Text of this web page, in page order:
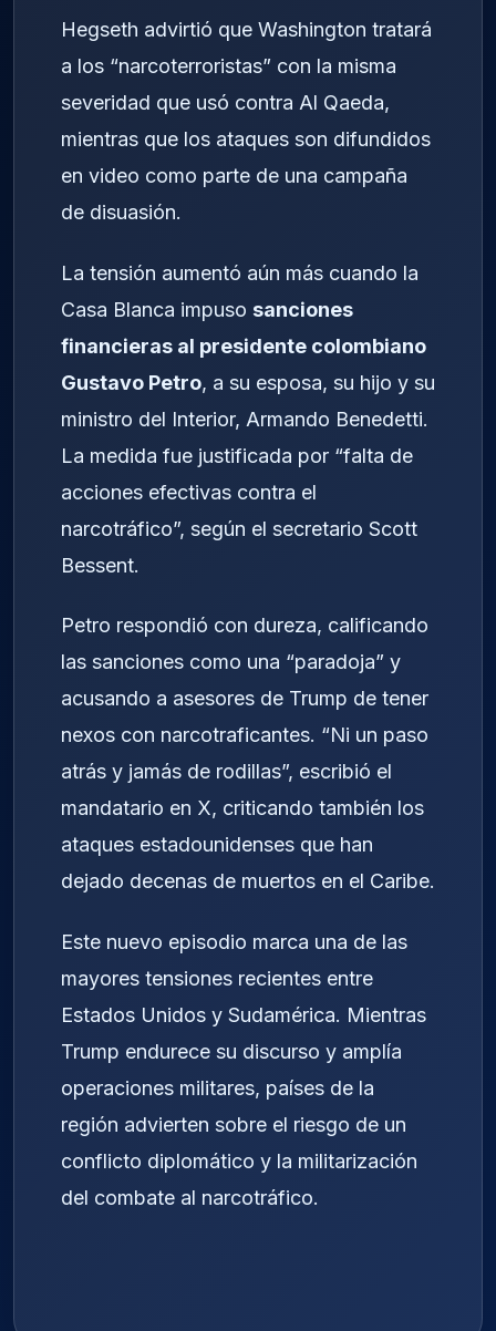
Hegseth advirtió que Washington tratará
a los “narcoterroristas” con la misma
severidad que usó contra Al Qaeda,
mientras que los ataques son difundidos
en video como parte de una campaña
de disuasión.
La tensión aumentó aún más cuando la
Casa Blanca impuso sanciones
financieras al presidente colombiano
Gustavo Petro, a su esposa, su hijo y su
ministro del Interior, Armando Benedetti.
La medida fue justificada por “falta de
acciones efectivas contra el
narcotráfico”, según el secretario Scott
Bessent.
Petro respondió con dureza, calificando
las sanciones como una “paradoja” y
acusando a asesores de Trump de tener
nexos con narcotraficantes. “Ni un paso
atrás y jamás de rodillas”, escribió el
mandatario en X, criticando también los
ataques estadounidenses que han
dejado decenas de muertos en el Caribe.
Este nuevo episodio marca una de las
mayores tensiones recientes entre
Estados Unidos y Sudamérica. Mientras
Trump endurece su discurso y amplía
operaciones militares, países de la
región advierten sobre el riesgo de un
conflicto diplomático y la militarización
del combate al narcotráfico.